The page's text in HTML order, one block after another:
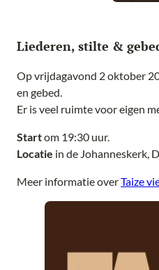
Liederen, stilte &
Op vrijdagavond 2 oktober
en gebed.
Er is veel ruimte voor eigen
Startom 19:30 uur.
Locatie in de Johanneskerk,
Meer informatie overTaize